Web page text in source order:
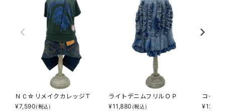
ＮＣ☆リメイクカレッジＴ
¥7,590(税込)
ライトデニムフリルＯＰ
¥11,880 (税込)
コーデ
¥